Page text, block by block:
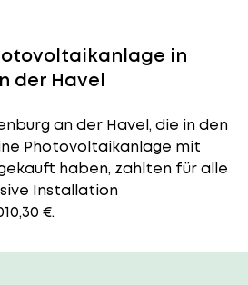
in
der Havel
an der Havel, die in den
Photovoltaikanlage mit
haben, zahlten für alle
Installation
€.